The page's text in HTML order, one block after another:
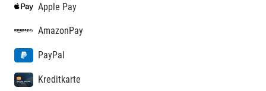
Apple Pay
AmazonPay
PayPal
Kreditkarte